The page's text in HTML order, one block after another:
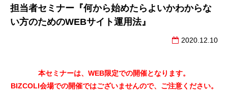
担当者セミナー『何から始めたらよいかわからな
い方のためのWEBサイト運用法』
2020.12.10
本セミナーは、WEB限定での開催となります。
BIZCOLI会場での開催ではございませんので、ご注意ください。